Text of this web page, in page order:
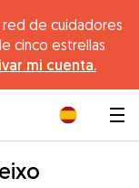
red de cuidadores
cinco estrellas
mi cuenta.